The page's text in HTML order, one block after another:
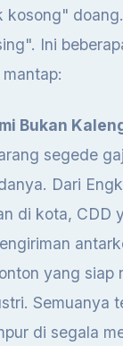
kosong"
Ini
Bukan
segede
Dari
di kota, CDD
yang siap
Semuanya
di segala